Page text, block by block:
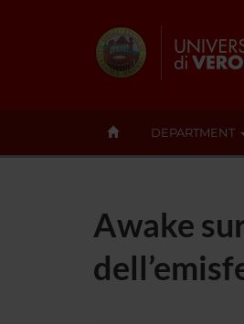
DEPARTMENT
Awake